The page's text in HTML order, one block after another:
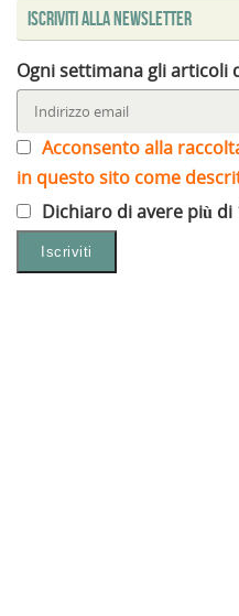
Iscriviti alla Newsletter
Ogni settimana gli articoli
Acconsento alla
in questo sito come
Dichiaro di avere più di